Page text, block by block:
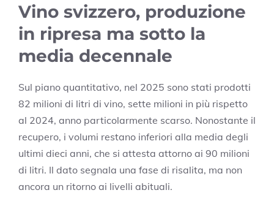
Vino svizzero, produzione
in ripresa ma sotto la
media decennale
Sul piano quantitativo, nel 2025 sono stati prodotti
82 milioni di litri di vino, sette milioni in più rispetto
al 2024, anno particolarmente scarso. Nonostante il
recupero, i volumi restano inferiori alla media degli
ultimi dieci anni, che si attesta attorno ai 90 milioni
di litri. Il dato segnala una fase di risalita, ma non
ancora un ritorno ai livelli abituali.